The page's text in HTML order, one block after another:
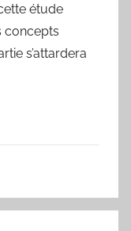
étude
concepts
s’attardera